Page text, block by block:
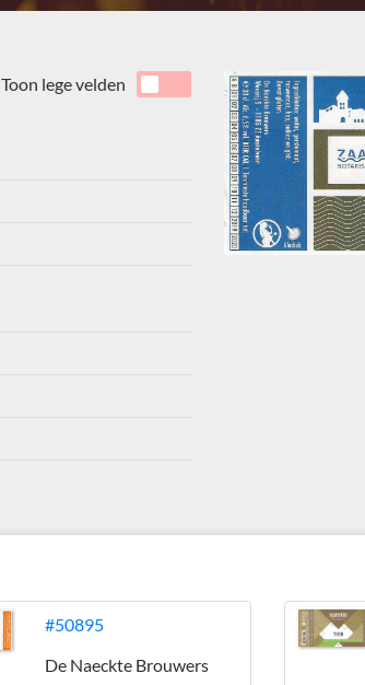
Toon lege velden
#50895
De Naeckte Brouwers